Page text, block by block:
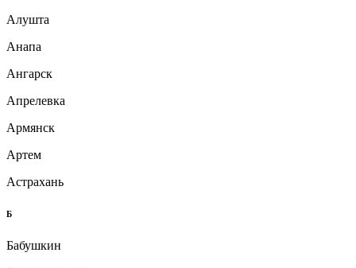
Алушта
Анапа
Ангарск
Апрелевка
Армянск
Артем
Астрахань
Б
Бабушкин